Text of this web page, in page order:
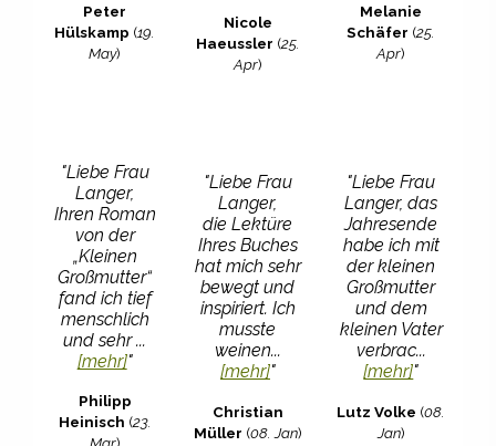
Peter
Hülskamp (19.
May)
Nicole
Haeussler (25.
Apr)
Melanie
Schäfer (25.
Apr)
"Liebe Frau
Langer,
Ihren Roman
von der
„Kleinen
Großmutter“
fand ich tief
menschlich
und sehr ...
[mehr]"
Philipp
Heinisch (23.
"Liebe Frau
Langer,
die Lektüre
Ihres Buches
hat mich sehr
bewegt und
inspiriert. Ich
musste
weinen...
[mehr]"
Christian
Müller (08. Jan)
"Liebe Frau
Langer, das
Jahresende
habe ich mit
der kleinen
Großmutter
und dem
kleinen Vater
verbrac...
[mehr]"
Lutz Volke (08.
Jan)